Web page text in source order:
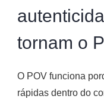
tornam o
O POV funciona
rápidas dentro do